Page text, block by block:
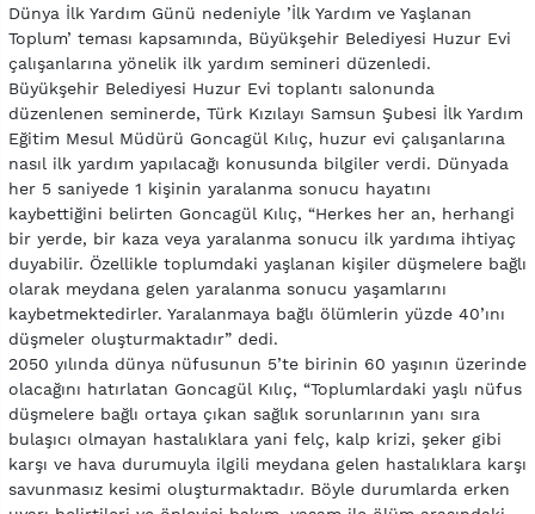
Dünya İlk Yardım Günü nedeniyle ’İlk Yardım ve Yaşlanan
Toplum’ teması kapsamında, Büyükşehir Belediyesi Huzur Evi
çalışanlarına yönelik ilk yardım semineri düzenledi.
Büyükşehir Belediyesi Huzur Evi toplantı salonunda
düzenlenen seminerde, Türk Kızılayı Samsun Şubesi İlk Yardım
Eğitim Mesul Müdürü Goncagül Kılıç, huzur evi çalışanlarına
nasıl ilk yardım yapılacağı konusunda bilgiler verdi. Dünyada
her 5 saniyede 1 kişinin yaralanma sonucu hayatını
kaybettiğini belirten Goncagül Kılıç, “Herkes her an, herhangi
bir yerde, bir kaza veya yaralanma sonucu ilk yardıma ihtiyaç
duyabilir. Özellikle toplumdaki yaşlanan kişiler düşmelere bağlı
olarak meydana gelen yaralanma sonucu yaşamlarını
kaybetmektedirler. Yaralanmaya bağlı ölümlerin yüzde 40’ını
düşmeler oluşturmaktadır” dedi.
2050 yılında dünya nüfusunun 5’te birinin 60 yaşının üzerinde
olacağını hatırlatan Goncagül Kılıç, “Toplumlardaki yaşlı nüfus
düşmelere bağlı ortaya çıkan sağlık sorunlarının yanı sıra
bulaşıcı olmayan hastalıklara yani felç, kalp krizi, şeker gibi
karşı ve hava durumuyla ilgili meydana gelen hastalıklara karşı
savunmasız kesimi oluşturmaktadır. Böyle durumlarda erken